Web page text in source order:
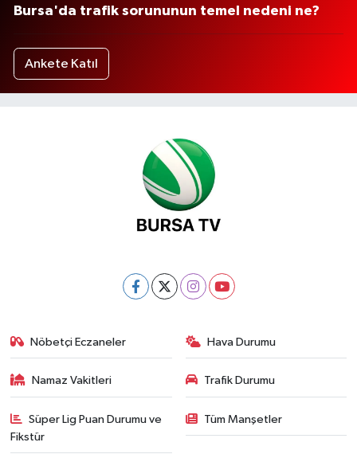
Bursa'da trafik sorununun temel nedeni ne?
Ankete Katıl
Nöbetçi Eczaneler Hava Durumu
Namaz Vakitleri Trafik Durumu
Süper Lig Puan Durumu ve
Fikstür
Tüm Manşetler